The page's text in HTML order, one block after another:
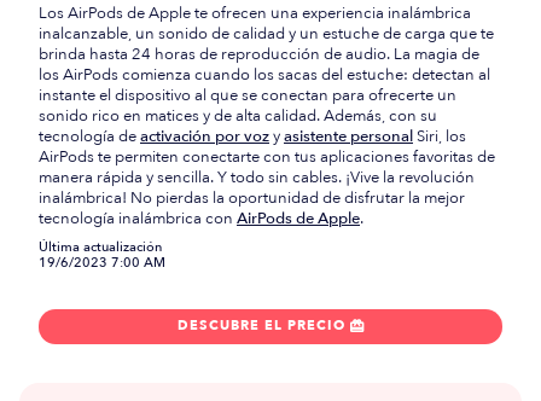
Los AirPods de Apple te ofrecen una experiencia inalámbrica
inalcanzable, un sonido de calidad y un estuche de carga que te
brinda hasta 24 horas de reproducción de audio. La magia de
los AirPods comienza cuando los sacas del estuche: detectan al
instante el dispositivo al que se conectan para ofrecerte un
sonido rico en matices y de alta calidad. Además, con su
tecnología deactivación por vozyasistente personalSiri, los
AirPods te permiten conectarte con tus aplicaciones favoritas de
manera rápida y sencilla. Y todo sin cables. ¡Vive la revolución
inalámbrica! No pierdas la oportunidad de disfrutar la mejor
tecnología inalámbrica con AirPods de Apple.
Última actualización
19/6/2023 7:00 AM
DESCUBRE EL PRECIO 